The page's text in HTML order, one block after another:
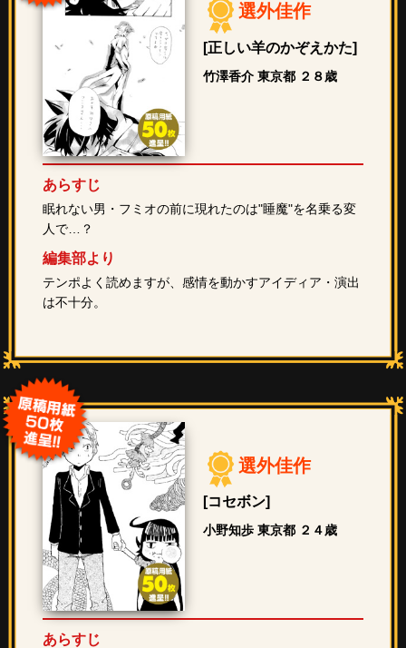
選外佳作
[正しい羊のかぞえかた]
竹澤香介 東京都 ２８歳
あらすじ
眠れない男・フミオの前に現れたのは"睡魔"を名乗る変
人で…？
編集部より
テンポよく読めますが、感情を動かすアイディア・演出
は不十分。
選外佳作
[コセボン]
小野知歩 東京都 ２４歳
あらすじ